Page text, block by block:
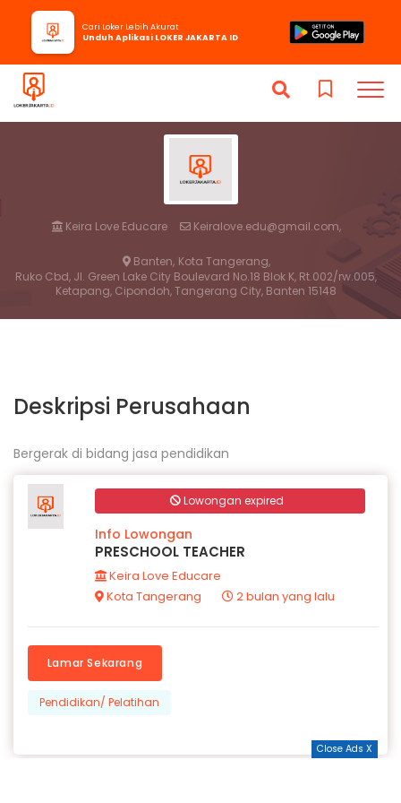
Keira Love Educare Keiralove.edu@gmail.com,
Banten, Kota Tangerang,
Ruko Cbd, Jl. Green Lake City Boulevard No.18 Blok K, Rt.002/rw.005,
Ketapang, Cipondoh, Tangerang City, Banten 15148
Cari Loker Lebih Akurat
Unduh Aplikasi LOKER JAKARTA ID
Deskripsi Perusahaan
Bergerak di bidang jasa pendidikan
Lowongan expired
Info Lowongan
PRESCHOOL TEACHER
Keira Love Educare
Kota Tangerang
2 bulan yang lalu
Lamar Sekarang
Pendidikan/ Pelatihan
Close Ads X